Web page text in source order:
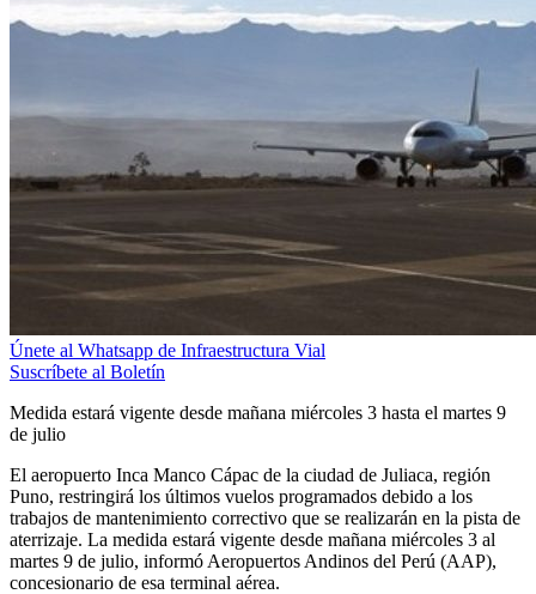
Únete al Whatsapp de Infraestructura Vial
Suscríbete al Boletín
Medida estará vigente desde mañana miércoles 3 hasta el martes 9
de julio
El aeropuerto Inca Manco Cápac de la ciudad de Juliaca, región
Puno, restringirá los últimos vuelos programados debido a los
trabajos de mantenimiento correctivo que se realizarán en la pista de
aterrizaje. La medida estará vigente desde mañana miércoles 3 al
martes 9 de julio, informó Aeropuertos Andinos del Perú (AAP),
concesionario de esa terminal aérea.